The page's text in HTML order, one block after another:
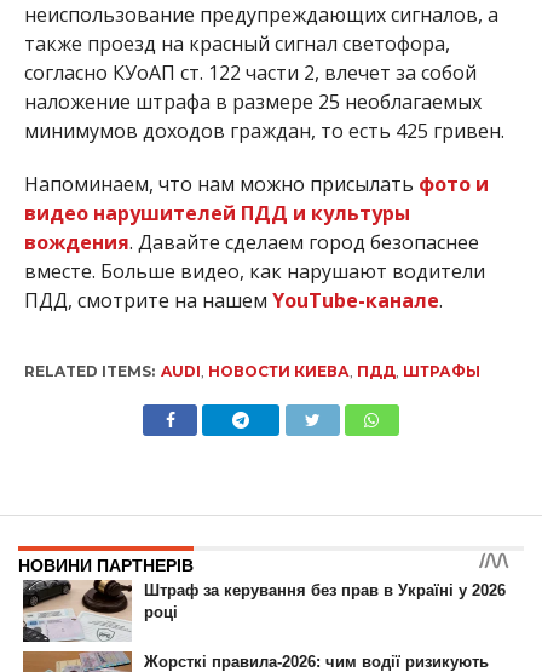
неиспользование предупреждающих сигналов, а
также проезд на красный сигнал светофора,
согласно КУоАП ст. 122 части 2, влечет за собой
наложение штрафа в размере 25 необлагаемых
минимумов доходов граждан, то есть 425 гривен.
Напоминаем, что нам можно присылать фото и
видео нарушителей ПДД и культуры
вождения. Давайте сделаем город безопаснее
вместе. Больше видео, как нарушают водители
ПДД, смотрите на нашем YouTube-канале.
RELATED ITEMS: AUDI, НОВОСТИ КИЕВА, ПДД, ШТРАФЫ